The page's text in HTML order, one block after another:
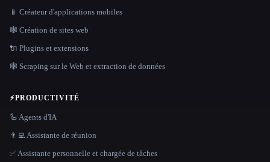
📱 Créateur d'applications mobiles
🕸 Création de sites web
🔌 Plugins et extensions
🕸️ Scraping sur le Web et extraction de données
⚡PRODUCTIVITÉ
🦾 Agents d'IA
👨‍💻 Assistante de réunion
✅ Assistante personnelle et chargée de tâches